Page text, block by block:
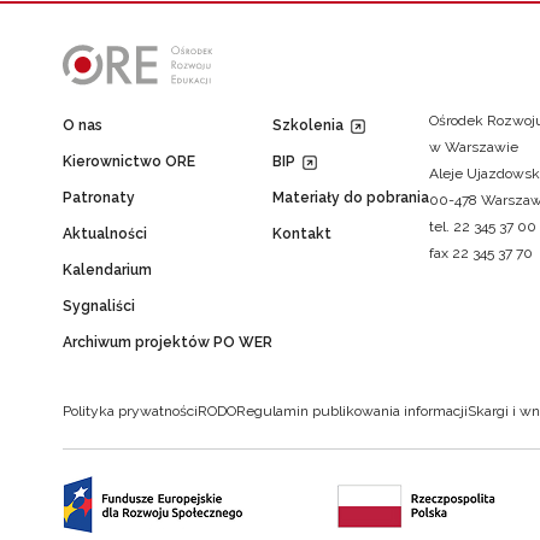
O nas
Kierownictwo ORE
Patronaty
Aktualności
Kalendarium
Sygnaliści
Archiwum projektów PO WER
Szkolenia
BIP
Materiały do pobrania
Kontakt
Ośrodek
w Warszawie
Aleje
00-478
tel. 22 345 37 00
fax 22 345 37 70
Polityka prywatnościRODORegulamin publikowania informacjiSkargi i